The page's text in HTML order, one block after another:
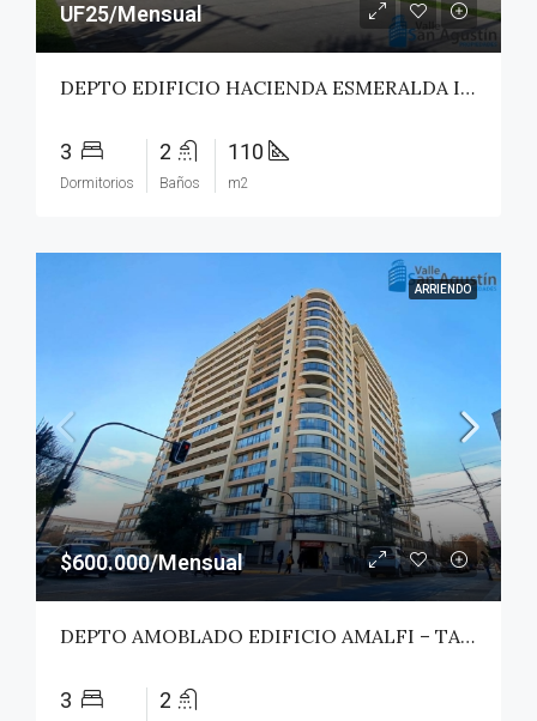
UF25/Mensual
DEPTO EDIFICIO HACIENDA ESMERALDA II – TALCA
3
Dormitorios
2
Baños
110
m2
ARRIENDO
$600.000/Mensual
DEPTO AMOBLADO EDIFICIO AMALFI – TALCA
3 2